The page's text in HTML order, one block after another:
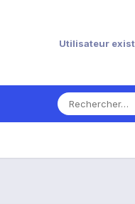
Utilisateur